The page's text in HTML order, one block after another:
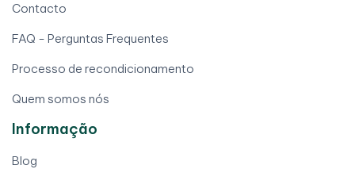
Contacto
FAQ - Perguntas Frequentes
Processo de recondicionamento
Quem somos nós
Informação
Blog